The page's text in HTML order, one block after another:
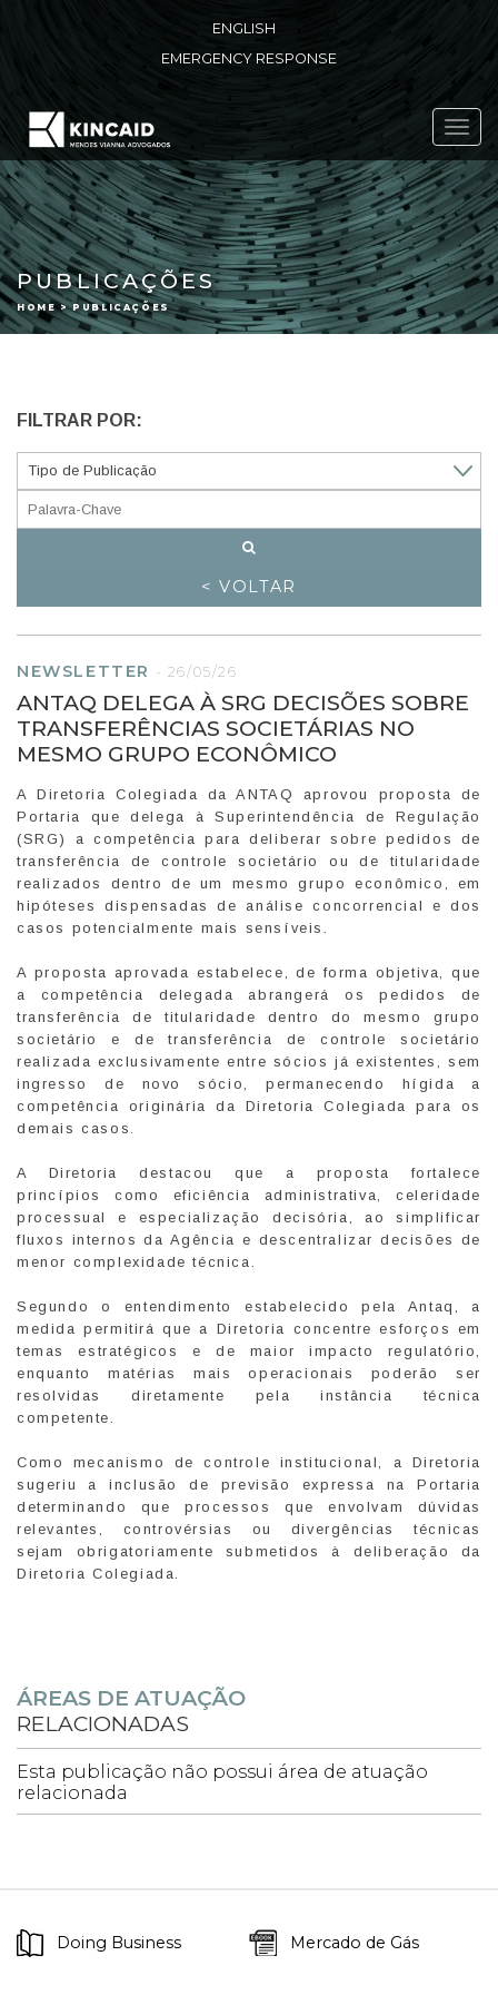
ENGLISH
EMERGENCY RESPONSE
PUBLICAÇÕES
HOME > PUBLICAÇÕES
FILTRAR POR:
< VOLTAR
NEWSLETTER - 26/05/26
ANTAQ DELEGA À SRG DECISÕES SOBRE
TRANSFERÊNCIAS SOCIETÁRIAS NO
MESMO GRUPO ECONÔMICO
A Diretoria Colegiada da ANTAQ aprovou proposta de
Portaria que delega à Superintendência de Regulação
(SRG) a competência para deliberar sobre pedidos de
transferência de controle societário ou de titularidade
realizados dentro de um mesmo grupo econômico, em
hipóteses dispensadas de análise concorrencial e dos
casos potencialmente mais sensíveis.
A proposta aprovada estabelece, de forma objetiva, que
a competência delegada abrangerá os pedidos de
transferência de titularidade dentro do mesmo grupo
societário e de transferência de controle societário
realizada exclusivamente entre sócios já existentes, sem
ingresso de novo sócio, permanecendo hígida a
competência originária da Diretoria Colegiada para os
demais casos.
A Diretoria destacou que a proposta fortalece
princípios como eficiência administrativa, celeridade
processual e especialização decisória, ao simplificar
fluxos internos da Agência e descentralizar decisões de
menor complexidade técnica.
Segundo o entendimento estabelecido pela Antaq, a
medida permitirá que a Diretoria concentre esforços em
temas estratégicos e de maior impacto regulatório,
enquanto matérias mais operacionais poderão ser
resolvidas diretamente pela instância técnica
competente.
Como mecanismo de controle institucional, a Diretoria
sugeriu a inclusão de previsão expressa na Portaria
determinando que processos que envolvam dúvidas
relevantes, controvérsias ou divergências técnicas
sejam obrigatoriamente submetidos à deliberação da
Diretoria Colegiada.
ÁREAS DE ATUAÇÃO
RELACIONADAS
Esta publicação não possui área de atuação
relacionada
Doing Business Mercado de Gás